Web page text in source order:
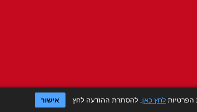
הפרטיות לחץ כאן . להסתרת ההודעה לחץ אישור